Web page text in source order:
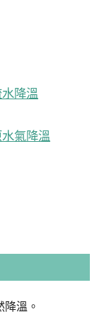
降溫
氣降溫
溫。